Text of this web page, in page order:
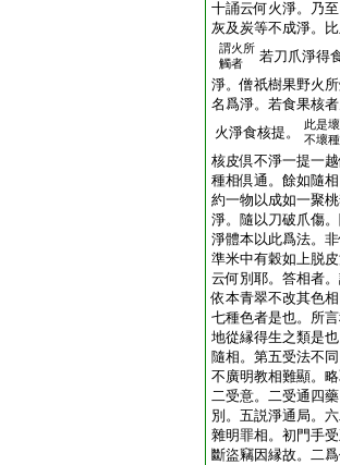
十誦云何火淨。乃
灰及炭等不成淨。
謂火所
觸者
若刀爪淨得
淨。僧祇樹果野火
名爲淨。若食果核
火淨食核提。
此是
不壞
核皮倶不淨一提一
種相倶通。餘如隨
約一物以成如一聚
淨。隨以刀破爪傷
淨體本以此爲法。
準米中有穀如上脱
云何別耶。答相者
依本青翠不改其色
七種色者是也。所
地從縁得生之類是
隨相。第五受法不
不廣明教相難顯。
二受意。二受通四
別。五説淨通局。
雜明罪相。初門手
斷盜竊因縁故。二